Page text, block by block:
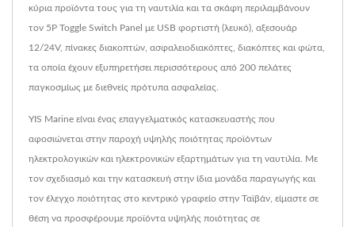
κύρια προϊόντα τους για τη ναυτιλία και τα σκάφη περιλαμβάνουν
τον 5P Toggle Switch Panel με USB φορτιστή (λευκό), αξεσουάρ
12/24V, πίνακες διακοπτών, ασφαλειοδιακόπτες, διακόπτες και φώτα,
τα οποία έχουν εξυπηρετήσει περισσότερους από 200 πελάτες
παγκοσμίως με διεθνείς πρότυπα ασφαλείας.
YIS Marine είναι ένας επαγγελματικός κατασκευαστής που
αφοσιώνεται στην παροχή υψηλής ποιότητας προϊόντων
ηλεκτρολογικών και ηλεκτρονικών εξαρτημάτων για τη ναυτιλία. Με
τον σχεδιασμό και την κατασκευή στην ίδια μονάδα παραγωγής και
τον έλεγχο ποιότητας στο κεντρικό γραφείο στην Ταϊβάν, είμαστε σε
θέση να προσφέρουμε προϊόντα υψηλής ποιότητας σε